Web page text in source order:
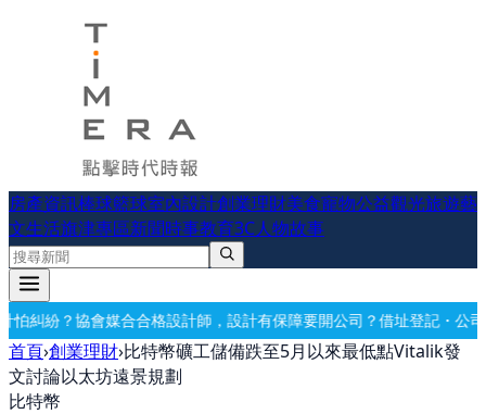
房產資訊棒球籃球室內設計創業理財美食寵物公益觀光旅遊藝
文生活旗津專區新聞時事教育3C人物故事
格設計師，設計有保障要開公司？借址登記・公司設立・工商登記一次
首頁›創業理財›比特幣礦工儲備跌至5月以來最低點Vitalik發
文討論以太坊遠景規劃
比特幣